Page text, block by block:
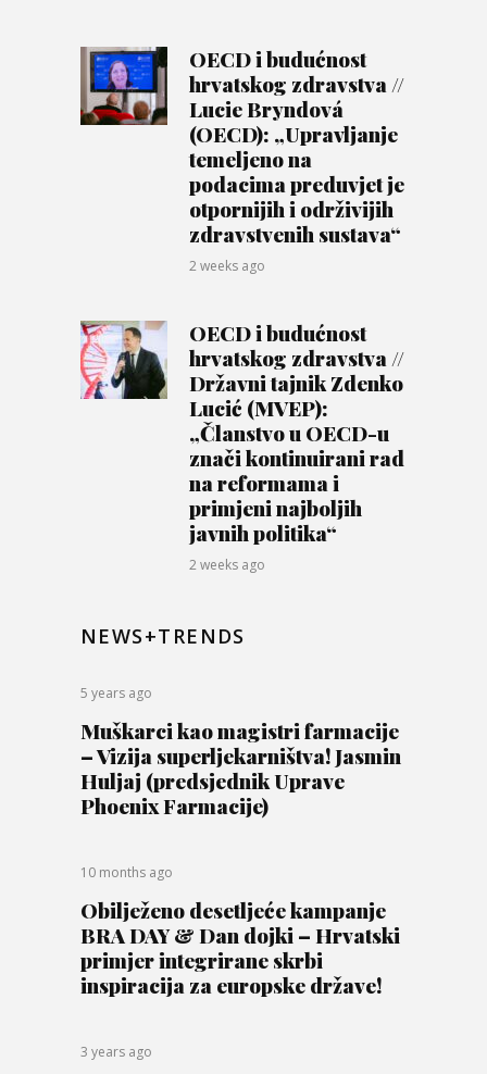
OECD i budućnost
hrvatskog zdravstva //
Lucie Bryndová
(OECD): „Upravljanje
temeljeno na
podacima preduvjet je
otpornijih i održivijih
zdravstvenih sustava“
2 weeks ago
OECD i budućnost
hrvatskog zdravstva //
Državni tajnik Zdenko
Lucić (MVEP):
„Članstvo u OECD-u
znači kontinuirani rad
na reformama i
primjeni najboljih
javnih politika“
2 weeks ago
NEWS+TRENDS
5 years ago
Muškarci kao magistri farmacije
– Vizija superljekarništva! Jasmin
Huljaj (predsjednik Uprave
Phoenix Farmacije)
10 months ago
Obilježeno desetljeće kampanje
BRA DAY & Dan dojki – Hrvatski
primjer integrirane skrbi
inspiracija za europske države!
3 years ago